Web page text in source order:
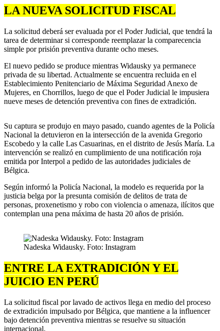
LA NUEVA SOLICITUD FISCAL
La solicitud deberá ser evaluada por el Poder Judicial, que tendrá la
tarea de determinar si corresponde reemplazar la comparecencia
simple por prisión preventiva durante ocho meses.
El nuevo pedido se produce mientras Widausky ya permanece
privada de su libertad. Actualmente se encuentra recluida en el
Establecimiento Penitenciario de Máxima Seguridad Anexo de
Mujeres, en Chorrillos, luego de que el Poder Judicial le impusiera
nueve meses de detención preventiva con fines de extradición.
Su captura se produjo en mayo pasado, cuando agentes de la Policía
Nacional la detuvieron en la intersección de la avenida Gregorio
Escobedo y la calle Las Casuarinas, en el distrito de Jesús María. La
intervención se realizó en cumplimiento de una notificación roja
emitida por Interpol a pedido de las autoridades judiciales de
Bélgica.
Según informó la Policía Nacional, la modelo es requerida por la
justicia belga por la presunta comisión de delitos de trata de
personas, proxenetismo y robo con violencia o amenaza, ilícitos que
contemplan una pena máxima de hasta 20 años de prisión.
Nadeska Widausky. Foto: Instagram
ENTRE LA EXTRADICIÓN Y EL
JUICIO EN PERÚ
La solicitud fiscal por lavado de activos llega en medio del proceso
de extradición impulsado por Bélgica, que mantiene a la influencer
bajo detención preventiva mientras se resuelve su situación
internacional.